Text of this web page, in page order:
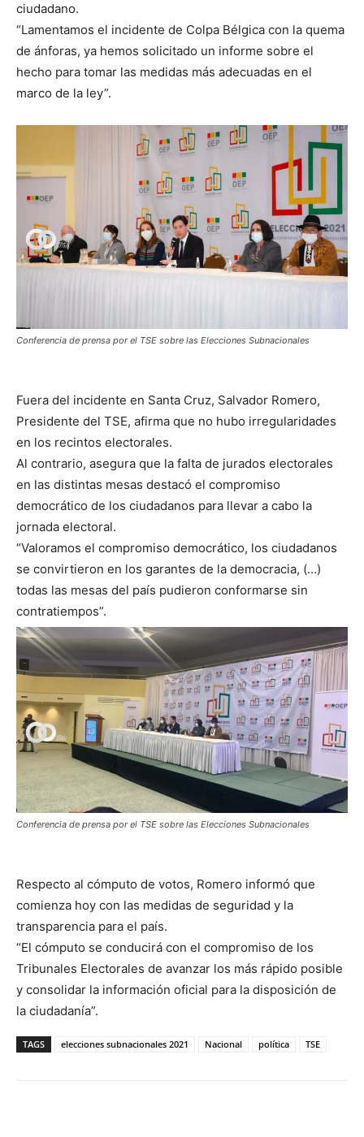
ciudadano.
“Lamentamos el incidente de Colpa Bélgica con la quema
de ánforas, ya hemos solicitado un informe sobre el
hecho para tomar las medidas más adecuadas en el
marco de la ley”.
Conferencia de prensa por el TSE sobre las Elecciones Subnacionales
Fuera del incidente en Santa Cruz, Salvador Romero,
Presidente del TSE, afirma que no hubo irregularidades
en los recintos electorales.
Al contrario, asegura que la falta de jurados electorales
en las distintas mesas destacó el compromiso
democrático de los ciudadanos para llevar a cabo la
jornada electoral.
“Valoramos el compromiso democrático, los ciudadanos
se convirtieron en los garantes de la democracia, (…)
todas las mesas del país pudieron conformarse sin
contratiempos”.
Conferencia de prensa por el TSE sobre las Elecciones Subnacionales
Respecto al cómputo de votos, Romero informó que
comienza hoy con las medidas de seguridad y la
transparencia para el país.
“El cómputo se conducirá con el compromiso de los
Tribunales Electorales de avanzar los más rápido posible
y consolidar la información oficial para la disposición de
la ciudadanía”.
TAGS elecciones subnacionales 2021 Nacional política TSE